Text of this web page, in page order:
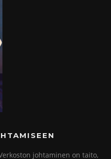
johtaminen on taito,